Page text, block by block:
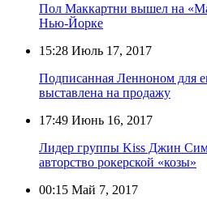
Пол Маккартни вышел на
Нью-Йорке
15:28 Июль 17, 2017
Подписанная Ленноном для
выставлена на продажу
17:49 Июнь 16, 2017
Лидер группы Kiss Джин
авторство рокерской «козы»
00:15 Май 7, 2017